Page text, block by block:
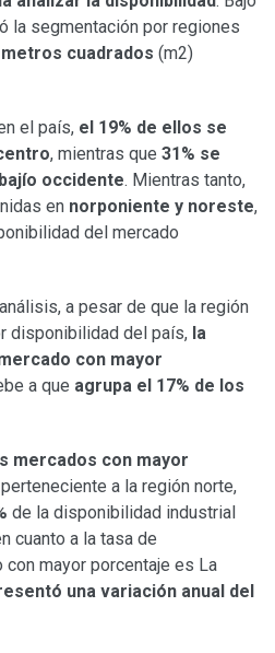
la segmentación por regiones
cuadrados (m2)
el país, el 19% de ellos se
, mientras que 31% se
occidente. Mientras tanto,
en norponiente y noreste,
del mercado
a pesar de que la región
disponibilidad del país, la
con mayor
a que agrupa el 17% de los
mercados con mayor
a la región norte,
de la disponibilidad industrial
cuanto a la tasa de
mayor porcentaje es La
una variación anual del